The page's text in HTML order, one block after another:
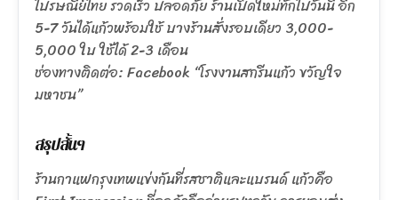
ไปรษณีย์ไทย รวดเร็ว ปลอดภัย ร้านเปิดใหม่ทักไปวันนี้ อีก
5-7 วันได้แก้วพร้อมใช้ บางร้านสั่งรอบเดียว 3,000-
5,000 ใบ ใช้ได้ 2-3 เดือน
ช่องทางติดต่อ: Facebook “โรงงานสกรีนแก้ว ขวัญใจ
มหาชน”
สรุปสั้นๆ
ร้านกาแฟกรุงเทพแข่งกันที่รสชาติและแบรนด์ แก้วคือ